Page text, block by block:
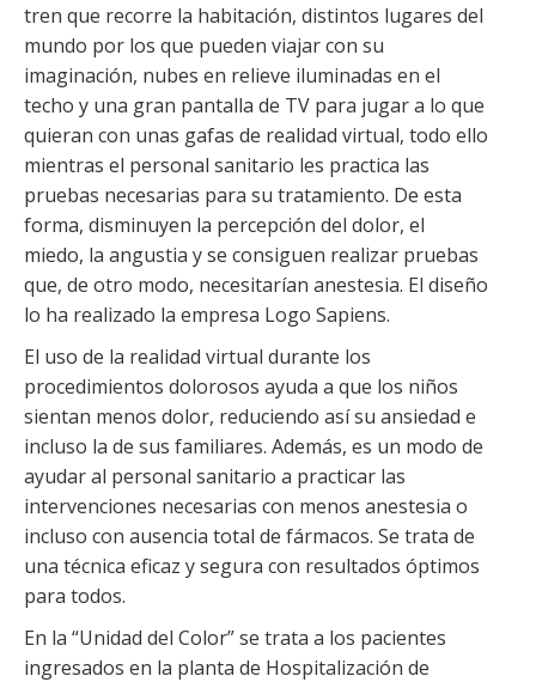
tren que recorre la habitación, distintos lugares del
mundo por los que pueden viajar con su
imaginación, nubes en relieve iluminadas en el
techo y una gran pantalla de TV para jugar a lo que
quieran con unas gafas de realidad virtual, todo ello
mientras el personal sanitario les practica las
pruebas necesarias para su tratamiento. De esta
forma, disminuyen la percepción del dolor, el
miedo, la angustia y se consiguen realizar pruebas
que, de otro modo, necesitarían anestesia. El diseño
lo ha realizado la empresa Logo Sapiens.
El uso de la realidad virtual durante los
procedimientos dolorosos ayuda a que los niños
sientan menos dolor, reduciendo así su ansiedad e
incluso la de sus familiares. Además, es un modo de
ayudar al personal sanitario a practicar las
intervenciones necesarias con menos anestesia o
incluso con ausencia total de fármacos. Se trata de
una técnica eficaz y segura con resultados óptimos
para todos.
En la “Unidad del Color” se trata a los pacientes
ingresados en la planta de Hospitalización de